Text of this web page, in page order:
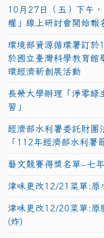
10月27日（五）下午
權」線上研討會開始報
環境部資源循環署訂
於國立臺灣科學教育
環經濟新創展活動
長榮大學辦理「淨零綠
習」
經濟部水利署委託財團
「112年經濟部水利署
藝文競賽得獎名單~七
津味更改12/21菜單:原
津味更改12/20菜單:原
(炸)